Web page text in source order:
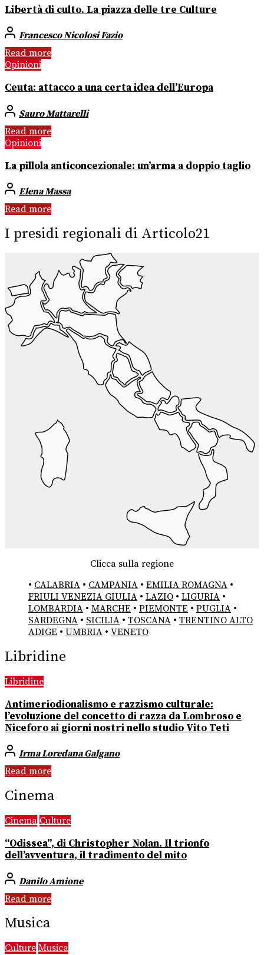
Libertà di culto. La piazza delle tre Culture
Francesco Nicolosi Fazio
Read more
Opinioni
Ceuta: attacco a una certa idea dell’Europa
Sauro Mattarelli
Read more
Opinioni
La pillola anticoncezionale: un’arma a doppio taglio
Elena Massa
Read more
I presidi regionali di Articolo21
Clicca sulla regione
• CALABRIA • CAMPANIA • EMILIA ROMAGNA •
FRIULI VENEZIA GIULIA • LAZIO • LIGURIA •
LOMBARDIA • MARCHE • PIEMONTE • PUGLIA •
SARDEGNA • SICILIA • TOSCANA • TRENTINO ALTO
ADIGE • UMBRIA • VENETO
Libridine
Libridine
Antimeriodionalismo e razzismo culturale:
l’evoluzione del concetto di razza da Lombroso e
Niceforo ai giorni nostri nello studio Vito Teti
Irma Loredana Galgano
Read more
Cinema
Cinema Culture
“Odissea”, di Christopher Nolan. Il trionfo
dell’avventura, il tradimento del mito
Danilo Amione
Read more
Musica
Culture Musica